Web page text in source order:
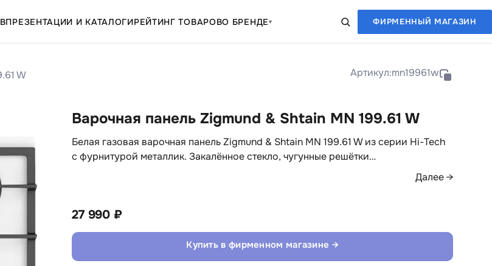
ПРЕЗЕНТАЦИИ И КАТАЛОГИРЕЙТИНГ ТОВАРОВО БРЕНДЕ▾ ФИРМЕННЫЙ МАГАЗИН
W Артикул:mn19961w
Варочная панель Zigmund & Shtain MN 199.61 W
Белая газовая варочная панель Zigmund & Shtain MN 199.61 W из серии Hi-Tech
с фурнитурой металлик. Закалённое стекло, чугунные решётки…
Далее →
27 990 ₽
Купить в фирменном магазине →